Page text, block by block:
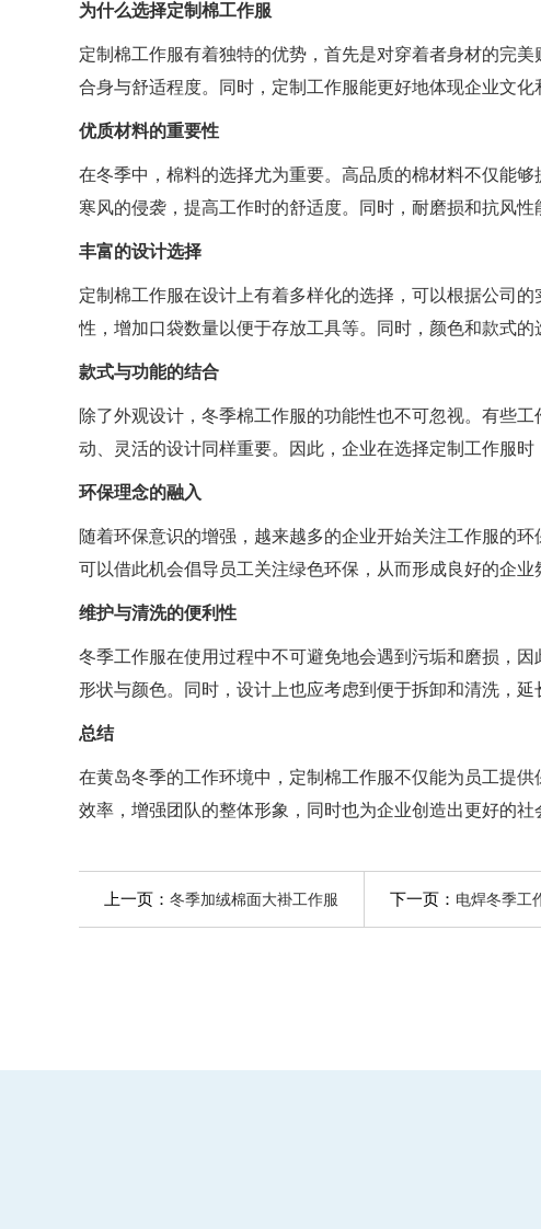
为什么选择定制棉工作服
定制棉工作服有着独特的优势，首先是对穿着者身材的完
合身与舒适程度。同时，定制工作服能更好地体现企业文
优质材料的重要性
在冬季中，棉料的选择尤为重要。高品质的棉材料不仅能
寒风的侵袭，提高工作时的舒适度。同时，耐磨损和抗风
丰富的设计选择
定制棉工作服在设计上有着多样化的选择，可以根据公司
性，增加口袋数量以便于存放工具等。同时，颜色和款式
款式与功能的结合
除了外观设计，冬季棉工作服的功能性也不可忽视。有些
动、灵活的设计同样重要。因此，企业在选择定制工作服
环保理念的融入
随着环保意识的增强，越来越多的企业开始关注工作服的
可以借此机会倡导员工关注绿色环保，从而形成良好的企业
维护与清洗的便利性
冬季工作服在使用过程中不可避免地会遇到污垢和磨损，
形状与颜色。同时，设计上也应考虑到便于拆卸和清洗，
总结
在黄岛冬季的工作环境中，定制棉工作服不仅能为员工提
效率，增强团队的整体形象，同时也为企业创造出更好的
上一页： 冬季加绒棉面大褂工作服 下一页： 电焊冬季工